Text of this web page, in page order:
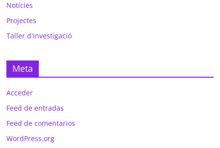
Notícies
Projectes
Taller d'investigació
Meta
Acceder
Feed de entradas
Feed de comentarios
WordPress.org